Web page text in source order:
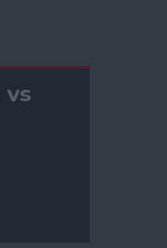
vs